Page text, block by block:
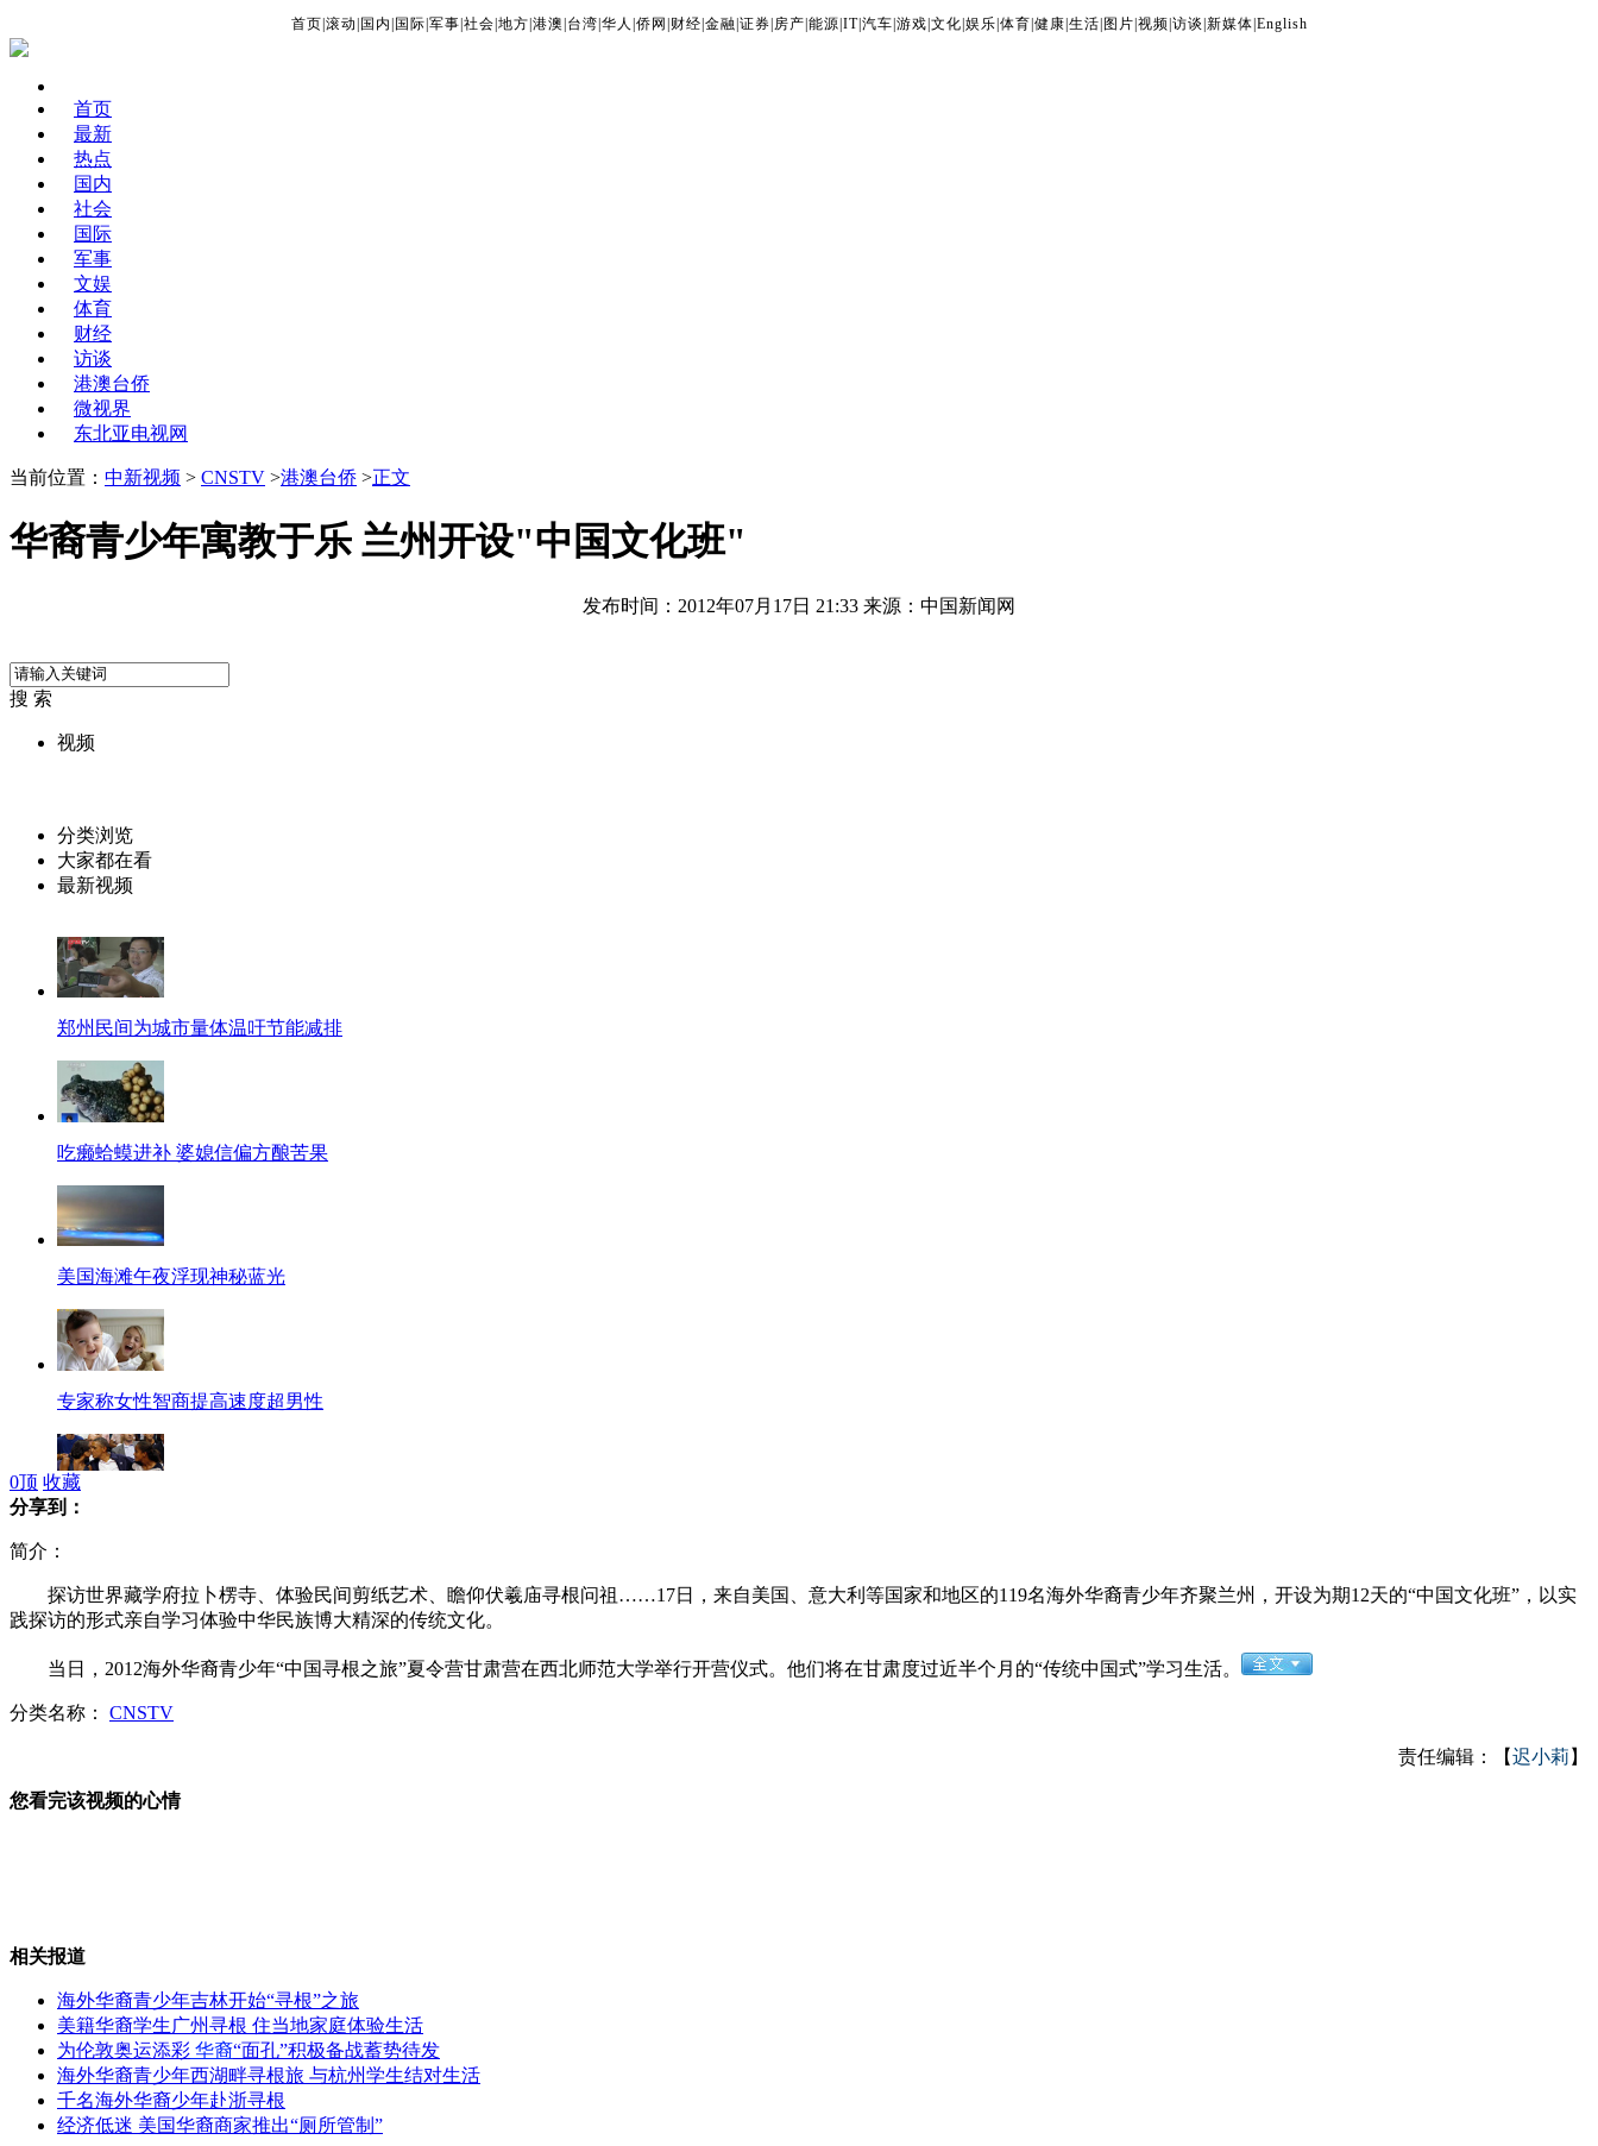
首页 滚动 国内 国际 军事 社会 地方 港澳 台湾 华人 侨网 财经 金融 证券 房产 能源 IT| 汽车 游戏 文化 娱乐 体育 健康 生活 图片 视频 访谈 新媒体 English
首页
最新
热点
国内
社会
国际
军事
文娱
体育
财经
访谈
港澳台侨
微视界
东北亚电视网
当前位置： 中新视频 > CNSTV >港澳台侨 >正文
华裔青少年寓教于乐 兰州开设"中国文化班"
发布时间：2012年07月17日 21:33 来源：中国新闻网
搜 索
视频
分类浏览
大家都在看
最新视频
郑州民间为城市量体温吁节能减排
吃癞蛤蟆进补 婆媳信偏方酿苦果
美国海滩午夜浮现神秘蓝光
专家称女性智商提高速度超男性
贵州遭暴雨袭击 受灾群众逾百万
重庆选美组委承认60万"买"承办权
0顶 收藏
分享到：
简介：
探访世界藏学府拉卜楞寺、体验民间剪纸艺术、瞻仰伏羲庙寻根问祖……17日，来自美国、意大利等国家和地区的119名海外华裔青少年齐聚兰州，开设为期12天的“中国文化班”，以实
践探访的形式亲自学习体验中华民族博大精深的传统文化。
当日，2012海外华裔青少年“中国寻根之旅”夏令营甘肃营在西北师范大学举行开营仪式。他们将在甘肃度过近半个月的“传统中国式”学习生活。
分类名称： CNSTV
责任编辑：【迟小莉 】
您看完该视频的心情
相关报道
海外华裔青少年吉林开始“寻根”之旅
美籍华裔学生广州寻根 住当地家庭体验生活
为伦敦奥运添彩 华裔“面孔”积极备战蓄势待发
海外华裔青少年西湖畔寻根旅 与杭州学生结对生活
千名海外华裔少年赴浙寻根
经济低迷 美国华裔商家推出“厕所管制”